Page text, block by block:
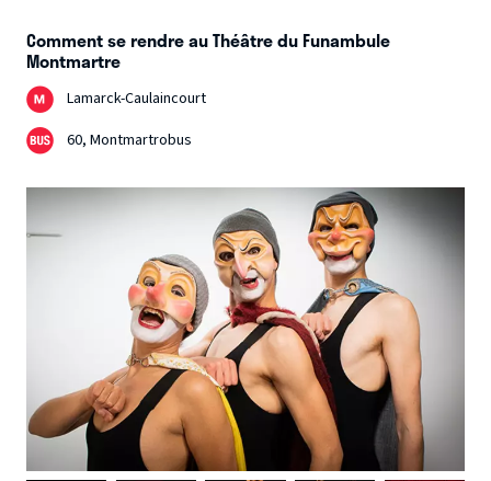
Comment se rendre au Théâtre du Funambule
Montmartre
Lamarck-Caulaincourt
60, Montmartrobus